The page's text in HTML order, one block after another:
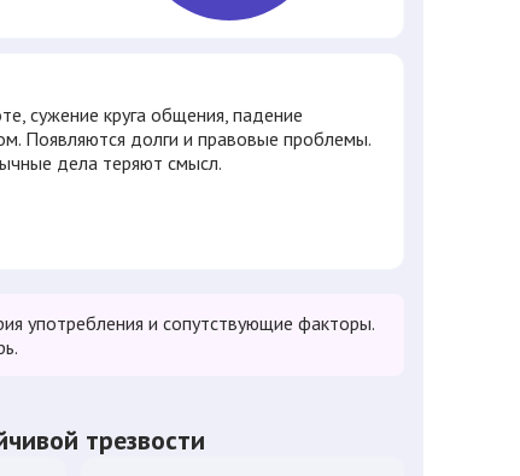
сужение круга общения, падение
Появляются долги и правовые проблемы.
дела теряют смысл.
употребления и сопутствующие факторы.
трезвости